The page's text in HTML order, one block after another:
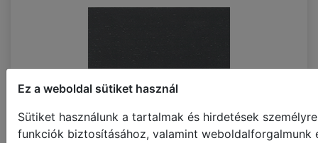
Ez a weboldal sütiket használ
Sütiket használunk a tartalmak és hirdetések
funkciók biztosításához, valamint weboldalforgalmunk
abachi antracite